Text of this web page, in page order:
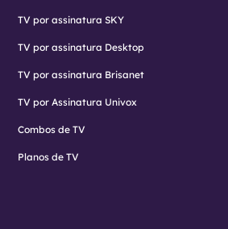
TV por assinatura SKY
TV por assinatura Desktop
TV por assinatura Brisanet
TV por Assinatura Univox
Combos de TV
Planos de TV